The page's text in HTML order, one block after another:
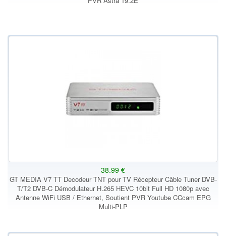
38.99 €
GT MEDIA V7 TT Decodeur TNT pour TV Récepteur Câble Tuner DVB-
T/T2 DVB-C Démodulateur H.265 HEVC 10bit Full HD 1080p avec
Antenne WiFi USB / Ethernet, Soutient PVR Youtube CCcam EPG
Multi-PLP